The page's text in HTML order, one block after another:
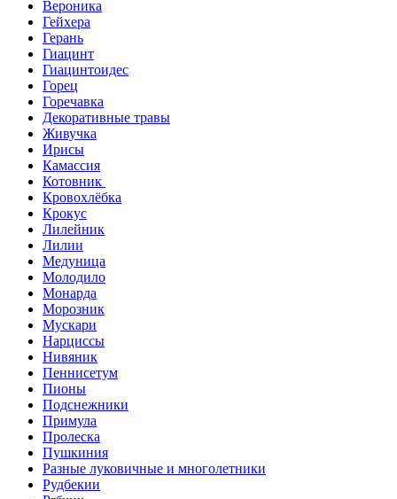
Вероника
Гейхера
Герань
Гиацинт
Гиацинтоидес
Горец
Горечавка
Декоративные травы
Живучка
Ирисы
Камассия
Котовник
Кровохлёбка
Крокус
Лилейник
Лилии
Медуница
Молодило
Монарда
Морозник
Мускари
Нарциссы
Нивяник
Пеннисетум
Пионы
Подснежники
Примула
Пролеска
Пушкиния
Разные луковичные и многолетники
Рудбекии